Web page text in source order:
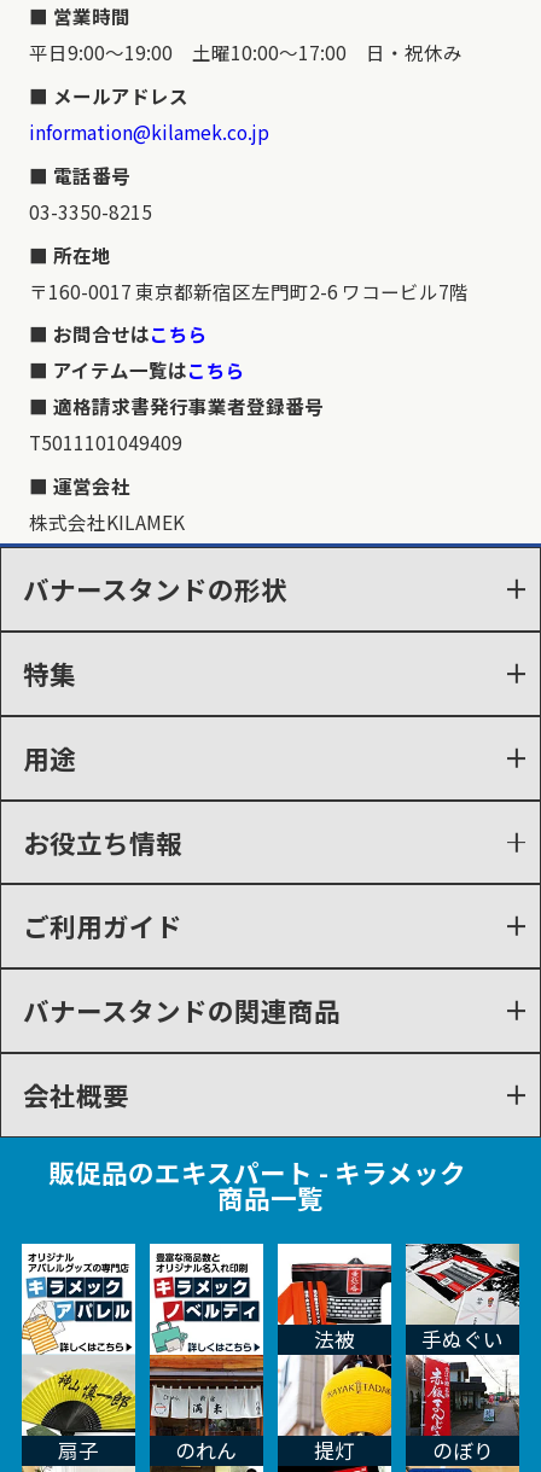
営業時間
平日9:00～19:00 土曜10:00～17:00 日・祝休み
メールアドレス
information@kilamek.co.jp
電話番号
03-3350-8215
所在地
〒160-0017 東京都新宿区左門町2-6 ワコービル7階
お問合せはこちら
アイテム一覧はこちら
適格請求書発行事業者登録番号
T5011101049409
運営会社
株式会社KILAMEK
バナースタンドの形状
特集
用途
お役立ち情報
ご利用ガイド
バナースタンドの関連商品
会社概要
販促品のエキスパート - キラメック
商品一覧
法被 手ぬぐい
扇子 のれん 提灯 のぼり